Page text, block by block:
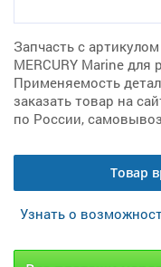
Запчасть с артикулом
MERCURY Marine
Применяемость
заказать товар на
по России,
Товар
Узнать о